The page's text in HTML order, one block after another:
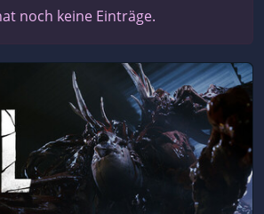
noch keine Einträge.